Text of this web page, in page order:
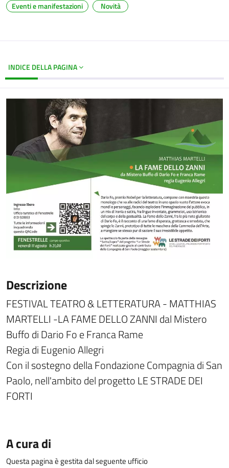
Eventi e manifestazioni
Novità
INDICE DELLA PAGINA
Descrizione
FESTIVAL TEATRO & LETTERATURA - MATTHIAS
MARTELLI -LA FAME DELLO ZANNI dal Mistero
Buffo di Dario Fo e Franca Rame
Regia di Eugenio Allegri
Con il sostegno della Fondazione Compagnia di San
Paolo, nell'ambito del progetto LE STRADE DEI
FORTI
A cura di
Questa pagina è gestita dal seguente ufficio